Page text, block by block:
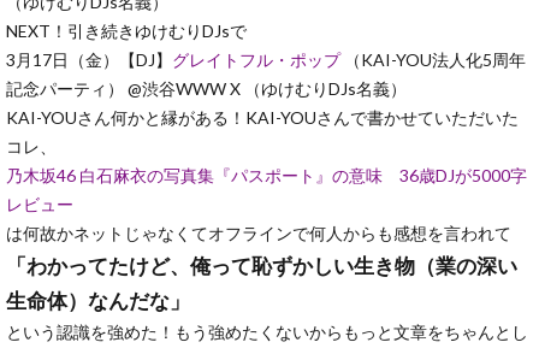
NEXT！引き続きゆけむりDJsで
3月17日（金）【DJ】 グレイトフル・ポップ（KAI-YOU法人化5周年
記念パーティ） @渋谷WWW X （ゆけむりDJs名義）
KAI-YOUさん何かと縁がある！KAI-YOUさんで書かせていただいた
コレ、
乃木坂46 白石麻衣の写真集『パスポート』の意味 36歳DJが5000字
レビュー
は何故かネットじゃなくてオフラインで何人からも感想を言われて
「わかってたけど、俺って恥ずかしい生き物（業の深い
生命体）なんだな」
という認識を強めた！もう強めたくないからもっと文章をちゃんとし